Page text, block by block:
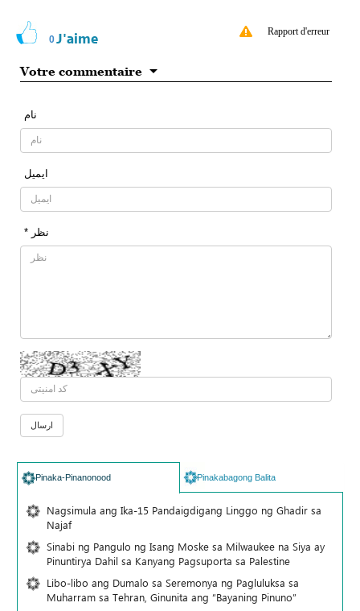
0J'aime Rapport d'erreur
Votre commentaire
نام
ایمیل
* نظر
Pinaka-Pinanonood Pinakabagong Balita
Nagsimula ang Ika-15 Pandaigdigang Linggo ng Ghadir sa
Najaf
Sinabi ng Pangulo ng Isang Moske sa Milwaukee na Siya ay
Pinuntirya Dahil sa Kanyang Pagsuporta sa Palestine
Libo-libo ang Dumalo sa Seremonya ng Pagluluksa sa
Muharram sa Tehran, Ginunita ang “Bayaning Pinuno”